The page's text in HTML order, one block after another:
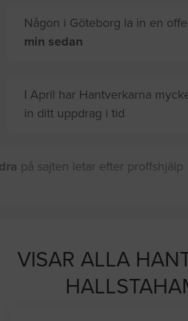
Någon i Göteborg la in en
min sedan
I April har Hantverkarna
in ditt uppdrag i tid
Du och8 andrapå sajten
VISAR ALLA